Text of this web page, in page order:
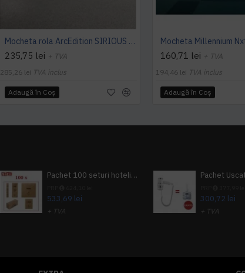
Mocheta rola ArcEdition SIRIOUS AB
235,75 lei + TVA
285,26 lei TVA inclus
Adaugă în Coş
160,71 lei + TVA
194,46 lei TVA inclus
Adaugă în Coş
Pachet 100 seturi hoteliere, set dentar, set barbierit, casca de dus, pila unghii, set cusut
533,69 lei
+ TVA
300,72 lei
+ TVA